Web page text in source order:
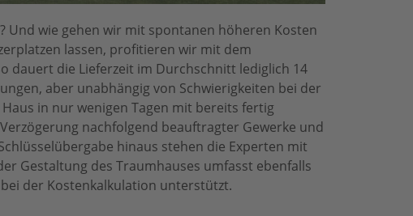
Und wie gehen wir mit spontanen höheren Kosten
lassen, profitieren wir mit dem
dauert die Lieferzeit im Durchschnitt lediglich 14
aber unabhängig von Schwierigkeiten bei der
in nur wenigen Tagen mit bereits fertig
nachfolgend beauftragter Gewerke und
hinaus stehen die Experten mit
Gestaltung des Traumhauses umfasst ebenfalls
der Kostenkalkulation unterstützt.